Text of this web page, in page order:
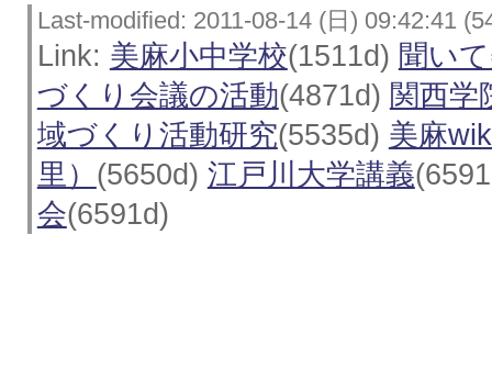
Last-modified: 2011-08-14 (日) 09:42:41
Link: 美麻小中学校(1511d) 聞い
づくり会議の活動(4871d) 関西学
域づくり活動研究(5535d) 美麻
里） (5650d) 江戸川大学講義
会(6591d)